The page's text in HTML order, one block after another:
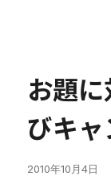
お題
びキ
2010年10月4日